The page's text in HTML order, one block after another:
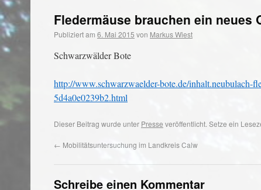
Fledermäuse brauchen ein neues
Publiziert am 6. Mai 2015 von Markus Wiest
Schwarzwälder Bote
http://www.schwarzwaelder-bote.de/inhalt.neubulach-
5d4a0e0239b2.html
Dieser Beitrag wurde unter Presse veröffentlicht. Setze ein
← Mobilitätsuntersuchung im Landkreis Calw
Schreibe einen Kommentar